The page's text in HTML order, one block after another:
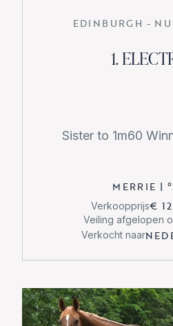
EDINBURGH -
1.
Sister to 1m60
MERRIE | °
Verkoopprijs€
Veiling afgelopen
Verkocht naar